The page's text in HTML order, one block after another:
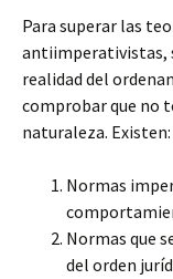
Para superar las
antiimperativistas,
realidad del
comprobar que no
naturaleza. Existen:
Normas
Normas que
del orden